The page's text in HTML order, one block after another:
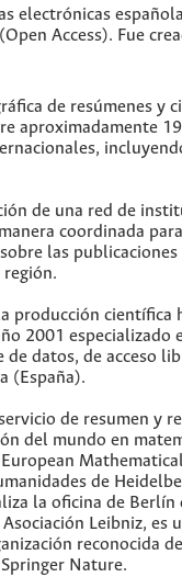
electrónicas
Access). Fue
de resúmenes y
aproximadamente
de una red de
coordinada
las publicaciones
región.
producción científica
2001 especializado
de datos, de acceso
(España).
de resumen y
del mundo en
de
la oficina de Berlín
Leibniz, es
reconocida
Nature.